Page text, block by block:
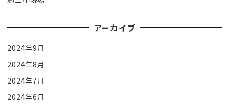
アーカイブ
2024年9月
2024年8月
2024年7月
2024年6月